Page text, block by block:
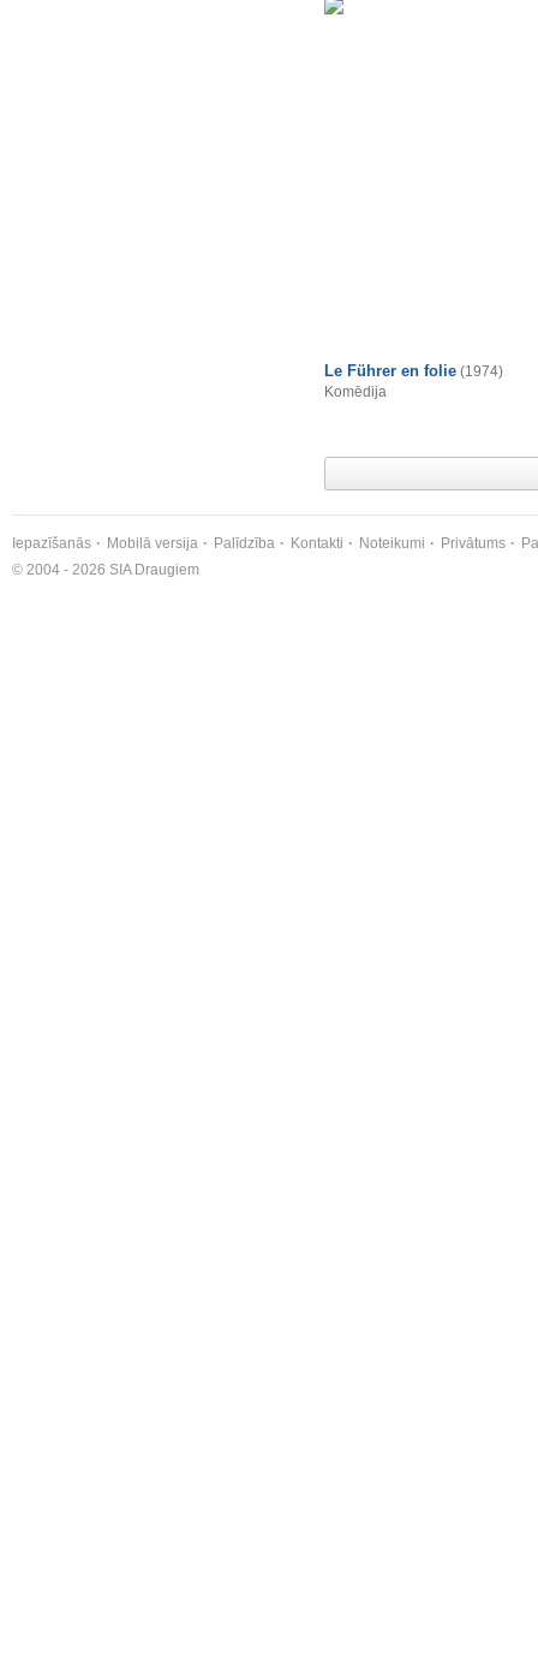
Le Führer en folie (1974)
Komēdija
Iepazīšanās Mobilā versija Palīdzība Kontakti Noteikumi Privātums
© 2004 - 2026 SIA Draugiem